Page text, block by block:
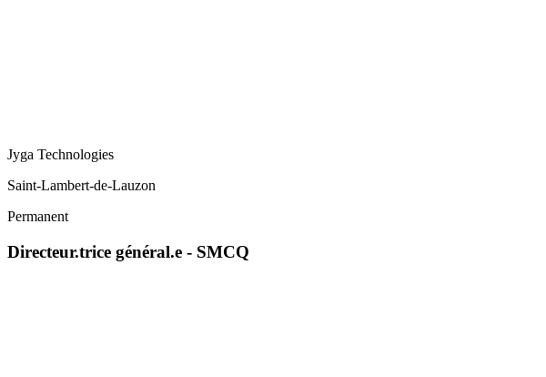
Jyga Technologies
Saint-Lambert-de-Lauzon
Permanent
Directeur.trice général.e - SMCQ